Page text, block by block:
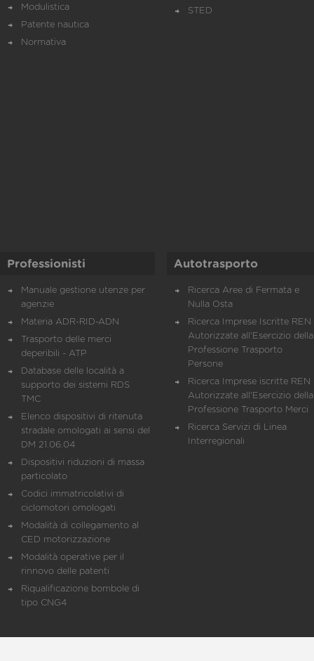
Modulistica
Patente nautica
Normativa
STED
Professionisti
Manuale gestione utenze per
agenzie
Materia ADR-RID-ADN
Trasporto delle merci
deperibili - ATP
Database delle località a
supporto dei sistemi RDS
TMC
Elenco dispositivi di ritenuta
stradale omologati ai sensi del
DM 21.06.04
Dispositivi riduzioni di massa
particolato
Codici immatricolativi di
ciclomotori omologati
Modalità di collegamento al
CED motorizzazione
Modalità operative per il
rinnovo delle patenti
Riqualificazione bombole di
tipo CNG4
Autotrasporto
Ricerca Aree di Fermata e
Nulla Osta
Ricerca Imprese Iscritte REN
Autorizzate all'Esercizio della
Professione Trasporto
Persone
Ricerca Imprese iscritte REN
Autorizzate all'Esercizio della
Professione Trasporto Merci
Ricerca Servizi di Linea
Interregionali